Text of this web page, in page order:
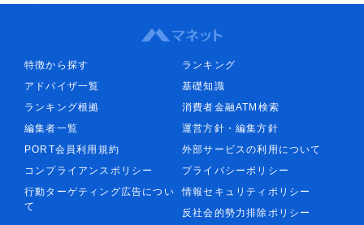
特徴から探す
ランキング
アドバイザ一覧
基礎知識
ランキング根拠
消費者金融ATM検索
編集者一覧
運営方針・編集方針
PORT会員利用規約
外部サービスの利用について
コンプライアンスポリシー
プライバシーポリシー
行動ターゲティング広告につい
て
情報セキュリティポリシー
反社会的勢力排除ポリシー